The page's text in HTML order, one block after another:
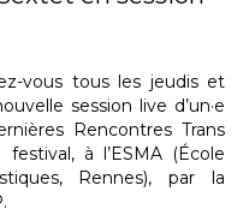
vous tous les jeudis et
session live d’un·e
Rencontres Trans
à l’ESMA (École
Rennes), par la